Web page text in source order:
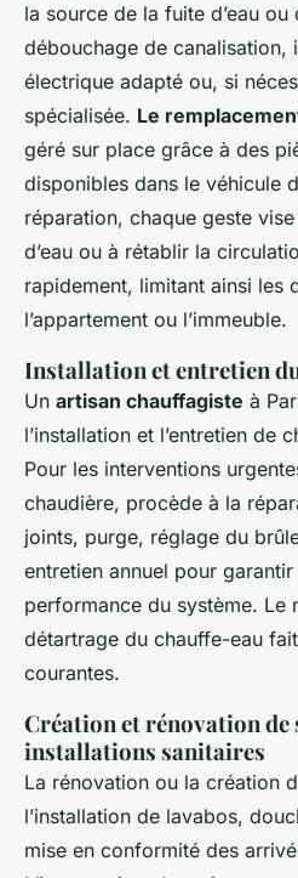
la source de la fuite d’eau
débouchage de canalisation,
électrique adapté ou, si
spécialisée. Le
géré sur place grâce à des
disponibles dans le véhicule
réparation, chaque geste
d’eau ou à rétablir la
rapidement, limitant ainsi les
l’appartement ou l’immeuble.
Installation et entretien
Un artisan chauffagiste à
l’installation et l’entretien de
Pour les interventions
chaudière, procède à la
joints, purge, réglage du
entretien annuel pour
performance du système. Le
détartrage du chauffe-eau
courantes.
Création et rénovation de
installations sanitaires
La rénovation ou la création
l’installation de lavabos,
mise en conformité des